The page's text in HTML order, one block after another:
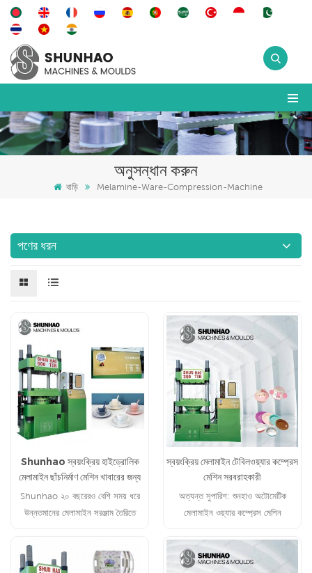
অনুসন্ধান করুন
বাড়ি Melamine-Ware-Compression-Machine
পণের ধরন
Shunhao স্বয়ংক্রিয় হাইড্রোলিক
মেলামাইন ছাঁচনির্মাণ মেশিন খাবারের জন্য
Shunhao ২০ বছরেরও বেশি সময় ধরে
উন্নতমানের মেলামাইন সরঞ্জাম তৈরিতে
জন্য টেকসই সরঞ্জাম এবং নির্ভরযোগ্য
সমাধান সরবরাহ করছে।
স্বয়ংক্রিয় মেলামাইন টেবিলওয়্যার কম্প্রেস
মেশিন সরবরাহকারী
অত্যন্ত সুপারিশ: শুনহাও অটোমেটিক
মেলামাইন ওয়্যার কম্প্রেস মেশিন